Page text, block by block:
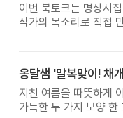
이번 북토크는 명상시집
작가의 목소리로 직접
옹달샘 '말복맞이! 채
지친 여름을 따뜻하게
가득한 두 가지 보양 한